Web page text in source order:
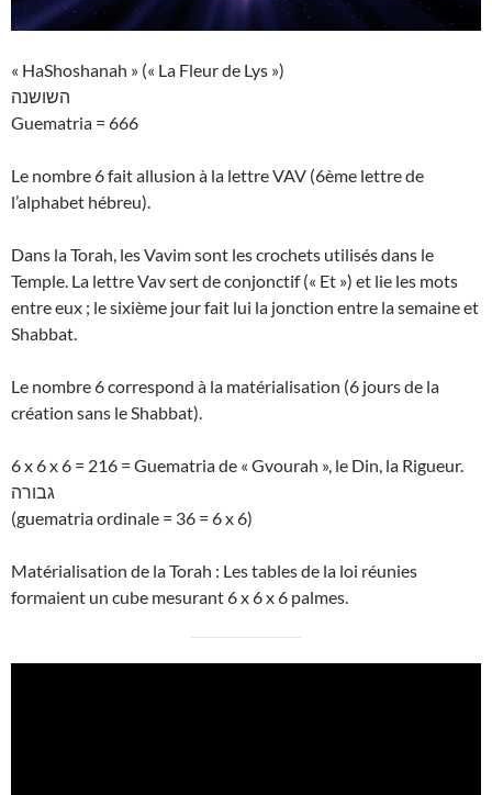
« HaShoshanah » (« La Fleur de Lys »)
השושנה
Guematria = 666
Le nombre 6 fait allusion à la lettre VAV (6ème lettre de
l’alphabet hébreu).
Dans la Torah, les Vavim sont les crochets utilisés dans le
Temple. La lettre Vav sert de conjonctif (« Et ») et lie les mots
entre eux ; le sixième jour fait lui la jonction entre la semaine et
Shabbat.
Le nombre 6 correspond à la matérialisation (6 jours de la
création sans le Shabbat).
6 x 6 x 6 = 216 = Guematria de « Gvourah », le Din, la Rigueur.
גבורה
(guematria ordinale = 36 = 6 x 6)
Matérialisation de la Torah : Les tables de la loi réunies
formaient un cube mesurant 6 x 6 x 6 palmes.